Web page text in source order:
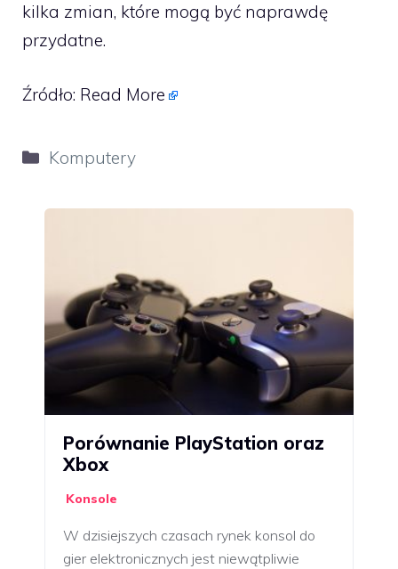
kilka zmian, które mogą być naprawdę
przydatne.
Źródło: Read More
Kategorie
Komputery
Porównanie PlayStation oraz
Xbox
Konsole
W dzisiejszych czasach rynek konsol do
gier elektronicznych jest niewątpliwie